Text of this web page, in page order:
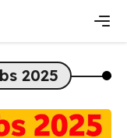
2025